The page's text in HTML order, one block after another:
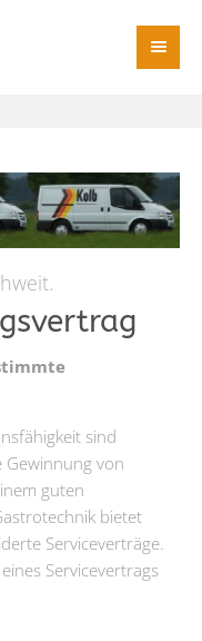
sind
Gewinnung von
guten
bietet
Serviceverträge.
Servicevertrags